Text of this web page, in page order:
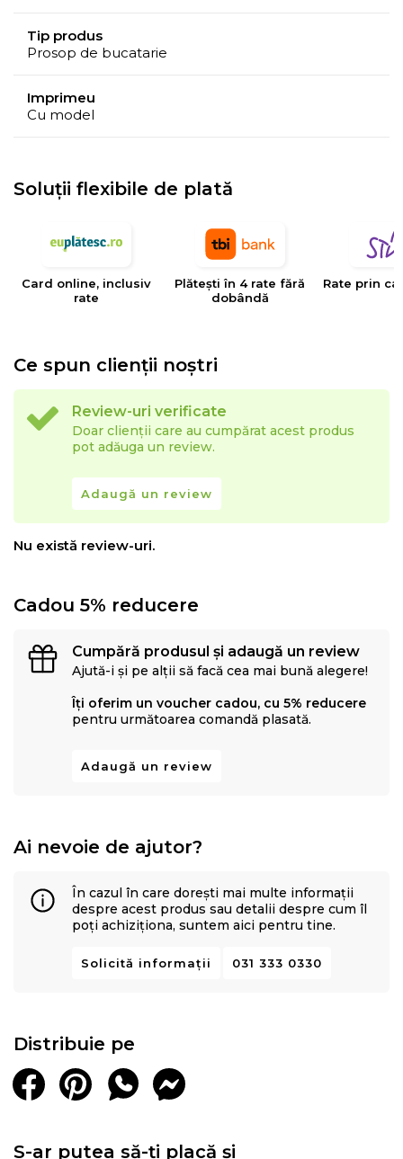
Tip produs
Prosop de bucatarie
Imprimeu
Cu model
Soluții flexibile de plată
Card online, inclusiv
rate
Plătești în 4 rate fără
dobândă
Rate prin
Ce spun clienții noștri
Review-uri verificate
Doar clienții care au cumpărat acest produs
pot adăuga un review.
Adaugă un review
Nu există review-uri.
Cadou 5% reducere
Cumpără produsul și adaugă un review
Ajută-i și pe alții să facă cea mai bună alegere!
Îți oferim un voucher cadou, cu 5% reducere
pentru următoarea comandă plasată.
Adaugă un review
Ai nevoie de ajutor?
În cazul în care dorești mai multe informații
despre acest produs sau detalii despre cum îl
poți achiziționa, suntem aici pentru tine.
Solicită informații 031 333 0330
Distribuie pe
S-ar putea să-ți placă și